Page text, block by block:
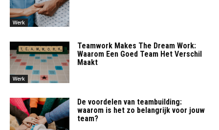
Werk
Werk
Teamwork Makes The Dream Work:
Waarom Een Goed Team Het Verschil
Maakt
De voordelen van teambuilding:
waarom is het zo belangrijk voor jouw
team?